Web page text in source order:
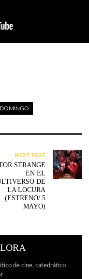
NEXT POST
STRANGE
EN EL
DE
LA LOCURA
(ESTRENO/ 5
MAYO)
de cine, catedrático